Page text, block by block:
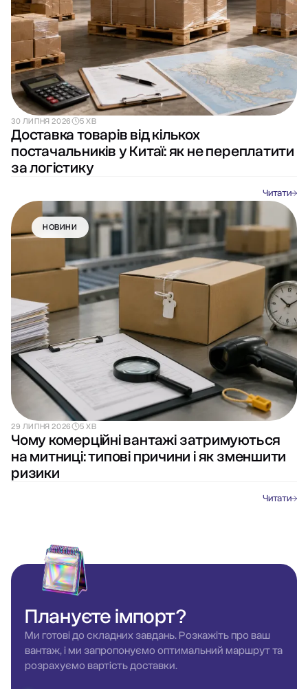
30 ЛИПНЯ 2026 5 ХВ
Доставка товарів від кількох
постачальників у Китаї: як не переплатити
за логістику
Читати
НОВИНИ
29 ЛИПНЯ 2026 5 ХВ
Чому комерційні вантажі затримуються
на митниці: типові причини і як зменшити
ризики
Читати
Плануєтеімпорт?
Ми готові до складних завдань. Розкажіть про ваш
вантаж, і ми запропонуємо оптимальний маршрут та
розрахуємо вартість доставки.